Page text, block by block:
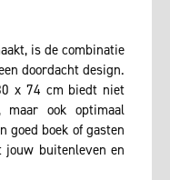
is de combinatie
doordacht design.
x 74 cm biedt niet
ook optimaal
goed boek of gasten
buitenleven en